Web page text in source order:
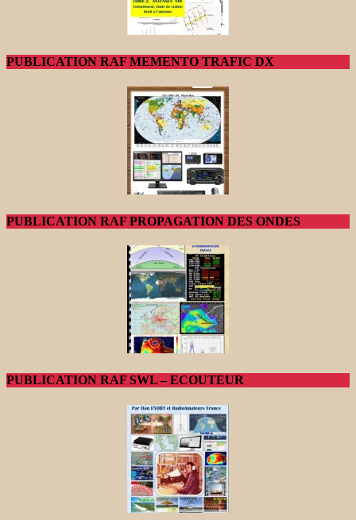
PUBLICATION RAF MEMENTO TRAFIC DX
PUBLICATION RAF PROPAGATION DES ONDES
PUBLICATION RAF SWL – ECOUTEUR